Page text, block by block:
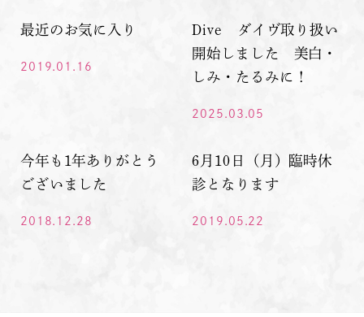
最近のお気に入り
2019.01.16
Dive ダイヴ取り扱い
開始しました 美白・
しみ・たるみに！
2025.03.05
今年も1年ありがとう
ございました
2018.12.28
6月10日（月）臨時休
診となります
2019.05.22